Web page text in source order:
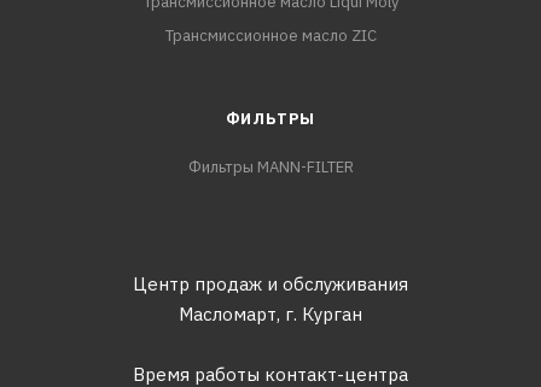
Трансмиссионное масло ZIC
ФИЛЬТРЫ
Фильтры MANN-FILTER
Центр продаж и обслуживания
Масломарт, г. Курган
Время работы контакт-центра